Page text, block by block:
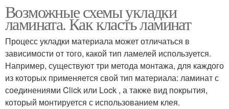
Возможные схемы укладки
ламината. Как класть ламинат
Процесс укладки материала может отличаться в
зависимости от того, какой тип ламелей используется.
Например, существуют три метода монтажа, для каждого
из которых применяется свой тип материала: ламинат с
соединениями Click или Lock , а также вид покрытия,
который монтируется с использованием клея.